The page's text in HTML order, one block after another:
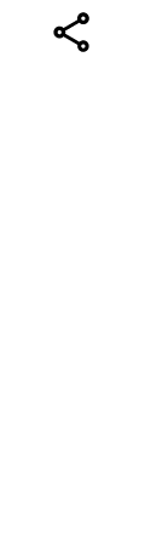
comparte